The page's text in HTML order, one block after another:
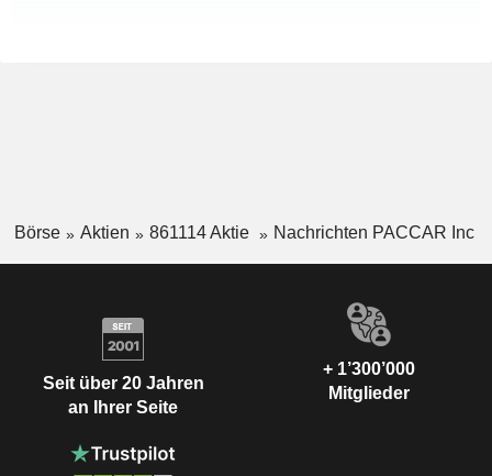
Börse Aktien 861114 Aktie Nachrichten PACCAR Inc
Seit über 20 Jahren
an Ihrer Seite
+ 1’300’000
Mitglieder